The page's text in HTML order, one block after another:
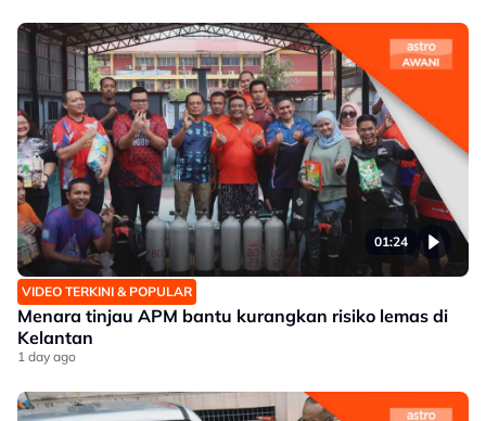
01:24
VIDEO TERKINI & POPULAR
Menara tinjau APM bantu kurangkan risiko lemas di
Kelantan
1 day ago